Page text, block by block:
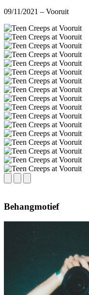
09/11/2021 – Vooruit
Behangmotief